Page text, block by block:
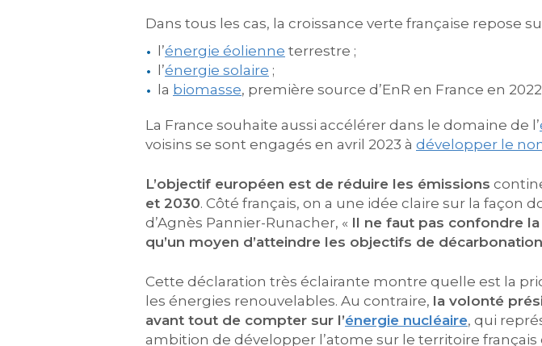
Dans tous les cas, la croissance verte française repose
l’énergie éolienne terrestre ;
l’énergie solaire ;
la biomasse, première source d’EnR en France en
La France souhaite aussi accélérer dans le domaine de l’
voisins se sont engagés en avril 2023 à développer le
L’objectif européen est de réduire les émissions
et 2030. Côté français, on a une idée claire sur la
d’Agnès Pannier-Runacher, « Il ne faut pas confondre
qu’un moyen d’atteindre les objectifs de décarbonation
Cette déclaration très éclairante montre quelle est la
les énergies renouvelables. Au contraire, la volonté
avant tout de compter sur l’énergie nucléaire, qui
ambition de développer l’atome sur le territoire français